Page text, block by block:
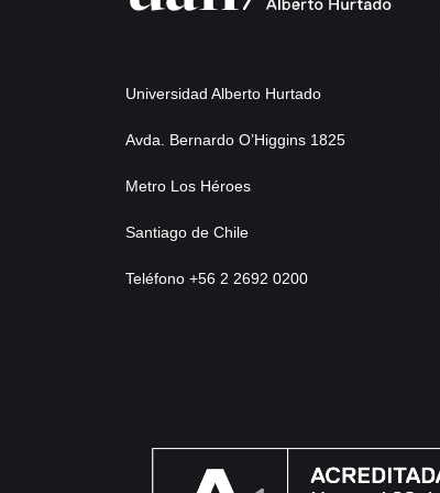
Universidad Alberto Hurtado
Avda. Bernardo O’Higgins 1825
Metro Los Héroes
Santiago de Chile
Teléfono +56 2 2692 0200